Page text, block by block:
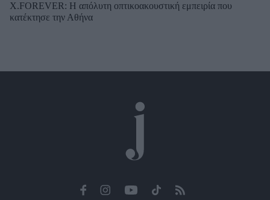
X.FOREVER: Η απόλυτη οπτικοακουστική εμπειρία που
κατέκτησε την Αθήνα